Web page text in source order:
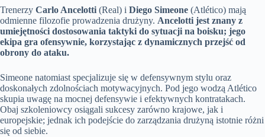
Trenerzy Carlo Ancelotti (Real) i Diego Simeone (Atlético) mają
odmienne filozofie prowadzenia drużyny. Ancelotti jest znany z
umiejętności dostosowania taktyki do sytuacji na boisku; jego
ekipa gra ofensywnie, korzystając z dynamicznych przejść od
obrony do ataku.
Simeone natomiast specjalizuje się w defensywnym stylu oraz
doskonałych zdolnościach motywacyjnych. Pod jego wodzą Atlético
skupia uwagę na mocnej defensywie i efektywnych kontratakach.
Obaj szkoleniowcy osiągali sukcesy zarówno krajowe, jak i
europejskie; jednak ich podejście do zarządzania drużyną istotnie różni
się od siebie.